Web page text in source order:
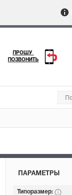
ПРОШУ
ПОЗВОНИТЬ
ПАРАМЕТРЫ
Типоразмер: